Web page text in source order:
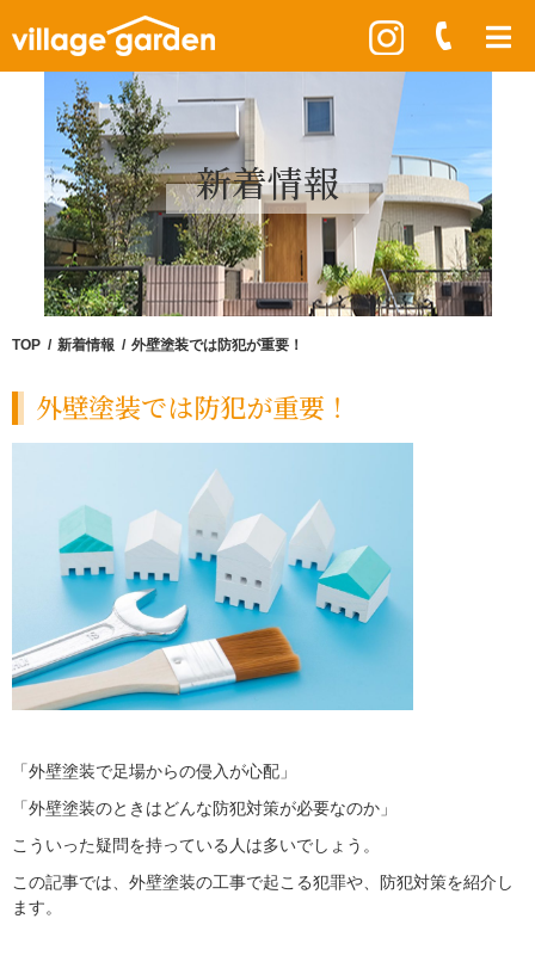
新着情報
TOP 新着情報 外壁塗装では防犯が重要！
外壁塗装では防犯が重要！
「外壁塗装で足場からの侵入が心配」
「外壁塗装のときはどんな防犯対策が必要なのか」
こういった疑問を持っている人は多いでしょう。
この記事では、外壁塗装の工事で起こる犯罪や、防犯対策を紹介し
ます。